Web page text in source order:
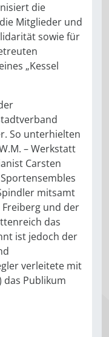
die
Mitglieder und
sowie für
„Kessel
So unterhielten
– Werkstatt
Carsten
mitsamt
und der
das
ist jedoch der
verleitete mit
das Publikum